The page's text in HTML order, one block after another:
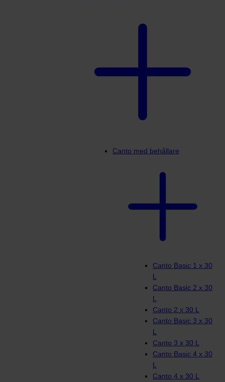
Canto med behållare
Canto Basic 1 x 30
L
Canto Basic 2 x 30
L
Canto 2 x 30 L
Canto Basic 3 x 30
L
Canto 3 x 30 L
Canto Basic 4 x 30
L
Canto 4 x 30 L